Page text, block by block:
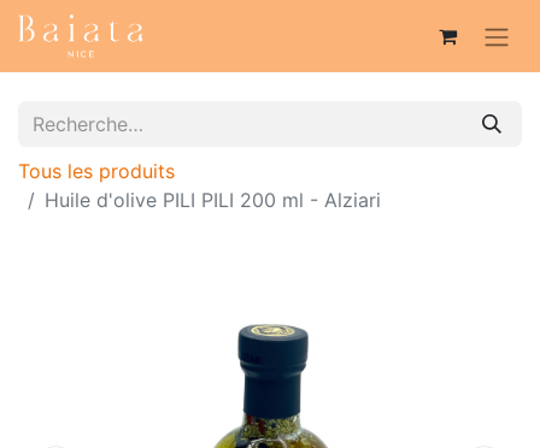
Tous les produits
Huile d'olive PILI PILI 200 ml - Alziari